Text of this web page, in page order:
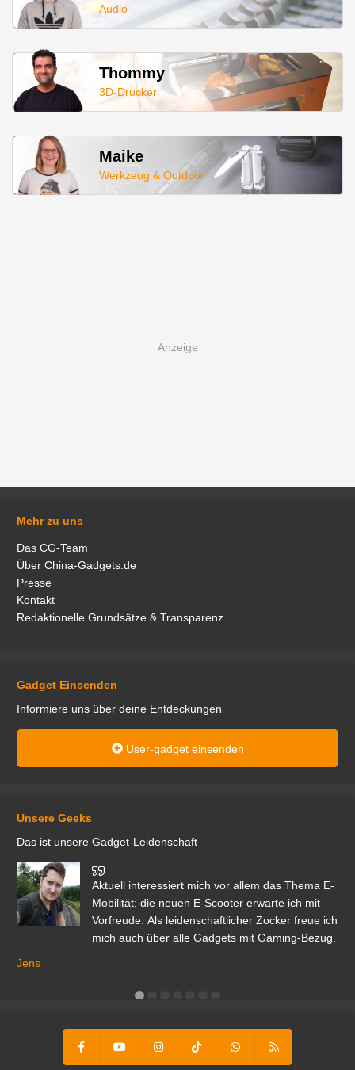
Audio
Thommy
3D-Drucker
Maike
Werkzeug & Outdoor
Mehr zu uns
Das CG-Team
Über China-Gadgets.de
Presse
Kontakt
Redaktionelle Grundsätze & Transparenz
Gadget Einsenden
Informiere uns über deine Entdeckungen
User-gadget einsenden
Unsere Geeks
Das ist unsere Gadget-Leidenschaft
Aktuell interessiert mich vor allem das Thema E-
Mobilität; die neuen E-Scooter erwarte ich mit
Vorfreude. Als leidenschaftlicher Zocker freue ich
mich auch über alle Gadgets mit Gaming-Bezug.
Jens